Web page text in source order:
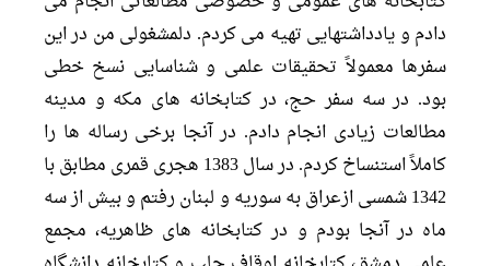
دادم و یادداشتهایى تهیه مى کردم. دلمشغولى من در این
سفرها معمولاً تحقیقات علمى و شناسایى نسخ خطى
بود. در سه سفر حج، در کتابخانه هاى مکه و مدینه
مطالعات زیادى انجام دادم. در آنجا برخى رساله ها را
کاملاً استنساخ کردم. در سال 1383 هجرى قمرى مطابق با
1342 شمسى ازعراق به سوریه و لبنان رفتم و بیش از سه
ماه در آنجا بودم و در کتابخانه هاى ظاهریه، مجمع